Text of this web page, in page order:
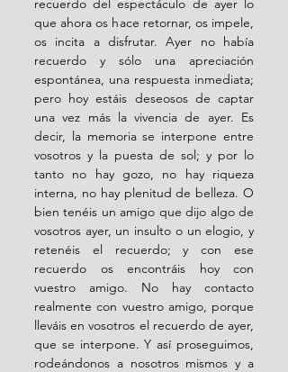
recuerdo del espectáculo de ayer lo
que ahora os hace retornar, os impele,
os incita a disfrutar. Ayer no había
recuerdo y sólo una apreciación
espontánea, una respuesta inmediata;
pero hoy estáis deseosos de captar
una vez más la vivencia de ayer. Es
decir, la memoria se interpone entre
vosotros y la puesta de sol; y por lo
tanto no hay gozo, no hay riqueza
interna, no hay plenitud de belleza. O
bien tenéis un amigo que dijo algo de
vosotros ayer, un insulto o un elogio, y
retenéis el recuerdo; y con ese
recuerdo os encontráis hoy con
vuestro amigo. No hay contacto
realmente con vuestro amigo, porque
lleváis en vosotros el recuerdo de ayer,
que se interpone. Y así proseguimos,
rodeándonos a nosotros mismos y a